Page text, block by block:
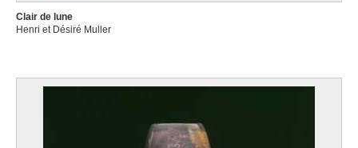
Clair de lune
Henri et Désiré Muller